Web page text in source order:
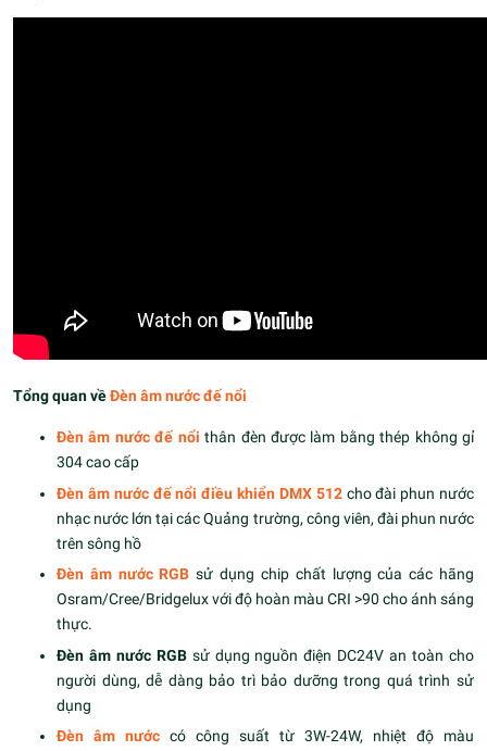
Tổng quan vềĐèn âm nước đế nổi
Đèn âm nước đế nổi thân đèn được làm bằng thép không gỉ
304 cao cấp
Đèn âm nước đế nổi điều khiển DMX 512cho đài phun nước
nhạc nước lớn tại các Quảng trường, công viên, đài phun nước
trên sông hồ
Đèn âm nước RGB sử dụng chip chất lượng của các hãng
Osram/Cree/Bridgelux với độ hoàn màu CRI >90 cho ánh sáng
thực.
Đèn âm nước RGBsử dụng nguồn điện DC24V an toàn cho
người dùng, dễ dàng bảo trì bảo dưỡng trong quá trình sử
dụng
Đèn âm nước có công suất từ 3W-24W, nhiệt độ màu